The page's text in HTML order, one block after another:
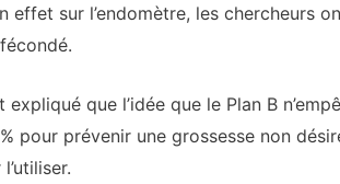
effet sur l’endomètre, les chercheurs
que l’idée que le Plan B
pour prévenir une grossesse non